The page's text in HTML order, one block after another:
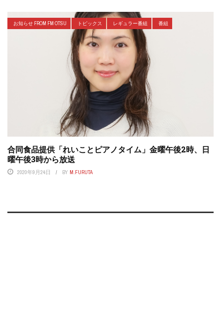
お知らせ FROM FM OTSU トピックス レギュラー番組 番組
合同食品提供「れいことピアノタイム」金曜午後2時、日
曜午後3時から放送
2020年9月24日 BY M.FURUTA